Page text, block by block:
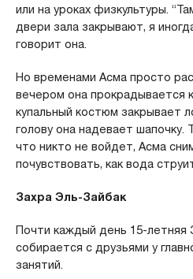
или на уроках физкультуры.
двери зала закрывают, я
говорит она.
Но временами Асма просто
вечером она прокрадывается
купальный костюм закрывает
голову она надевает шапочку.
что никто не войдет, Асма
почувствовать, как вода
Захра Эль-Зайбак
Почти каждый день 15-летняя
собирается с друзьями у
занятий.